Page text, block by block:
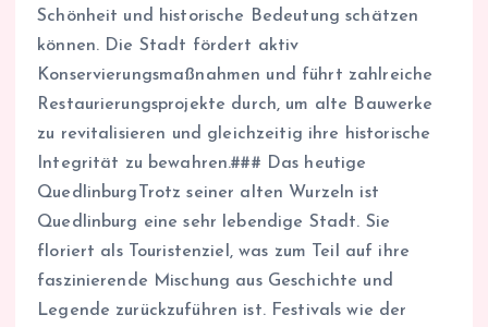
Schönheit und historische Bedeutung schätzen
können. Die Stadt fördert aktiv
Konservierungsmaßnahmen und führt zahlreiche
Restaurierungsprojekte durch, um alte Bauwerke
zu revitalisieren und gleichzeitig ihre historische
Integrität zu bewahren.### Das heutige
QuedlinburgTrotz seiner alten Wurzeln ist
Quedlinburg eine sehr lebendige Stadt. Sie
floriert als Touristenziel, was zum Teil auf ihre
faszinierende Mischung aus Geschichte und
Legende zurückzuführen ist. Festivals wie der